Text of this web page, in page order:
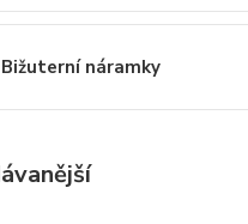
Bižuterní náramky